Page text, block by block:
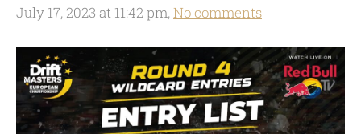
July 17, 2023 at 11:42 pm,No comments